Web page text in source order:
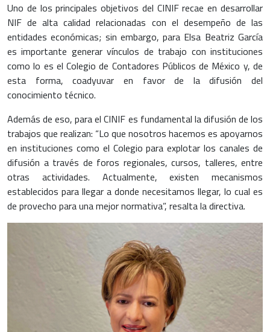
Uno de los principales objetivos del CINIF recae en desarrollar
NIF de alta calidad relacionadas con el desempeño de las
entidades económicas; sin embargo, para Elsa Beatriz García
es importante generar vínculos de trabajo con instituciones
como lo es el Colegio de Contadores Públicos de México y, de
esta forma, coadyuvar en favor de la difusión del
conocimiento técnico.
Además de eso, para el CINIF es fundamental la difusión de los
trabajos que realizan: “Lo que nosotros hacemos es apoyarnos
en instituciones como el Colegio para explotar los canales de
difusión a través de foros regionales, cursos, talleres, entre
otras actividades. Actualmente, existen mecanismos
establecidos para llegar a donde necesitamos llegar, lo cual es
de provecho para una mejor normativa”, resalta la directiva.